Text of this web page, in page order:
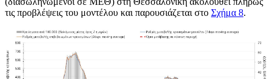
τις προβλέψεις του μοντέλου και παρουσιάζεται στο Σχήμα 8.